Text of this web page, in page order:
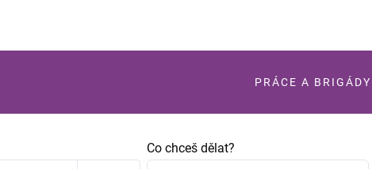
PRÁCE A BRIGÁDY
Co chceš dělat?